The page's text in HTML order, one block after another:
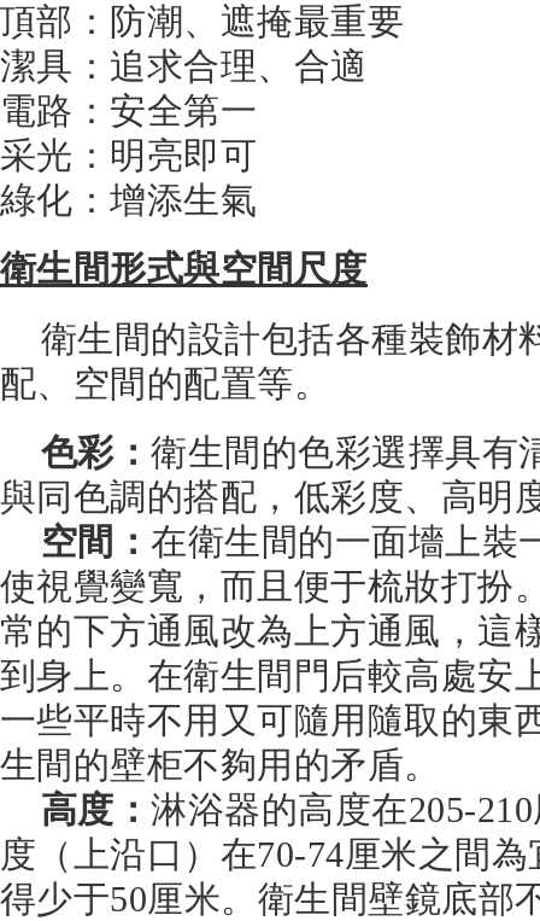
頂部：防潮、遮掩最重要
潔具：追求合理、合適
電路：安全第一
采光：明亮即可
綠化：增添生氣
衛生間形式與空間尺度
衛生間的設計包括各種裝飾材
配、空間的配置等。
色彩：衛生間的色彩選擇具有
與同色調的搭配，低彩度、高明
空間：在衛生間的一面墻上裝
使視覺變寬，而且便于梳妝打扮
常的下方通風改為上方通風，這
到身上。在衛生間門后較高處安
一些平時不用又可隨用隨取的東
生間的壁柜不夠用的矛盾。
高度：淋浴器的高度在205-
度（上沿口）在70-74厘米之間
得少于50厘米。衛生間壁鏡底部